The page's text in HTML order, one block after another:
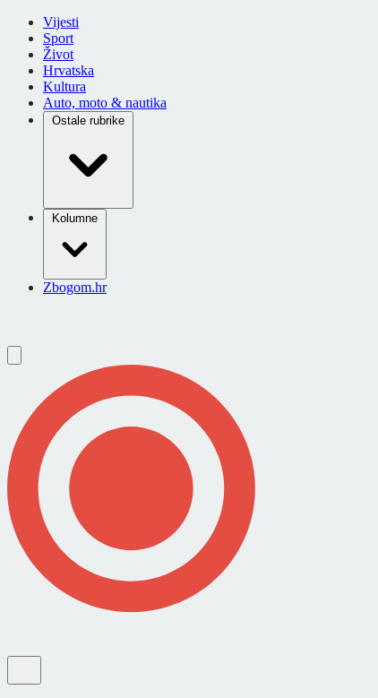
Vijesti
Sport
Život
Hrvatska
Kultura
Auto, moto & nautika
Ostale rubrike
Kolumne
Zbogom.hr